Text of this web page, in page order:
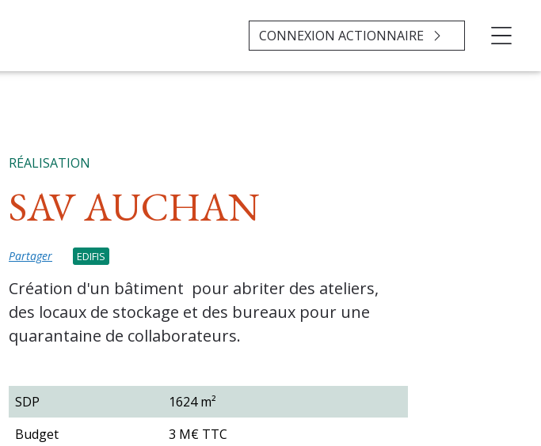
CONNEXION ACTIONNAIRE
RÉALISATION
SAV AUCHAN
Partager EDIFIS
Création d'un bâtiment pour abriter des ateliers,
des locaux de stockage et des bureaux pour une
quarantaine de collaborateurs.
SDP
1624 m²
Budget
3 M€ TTC